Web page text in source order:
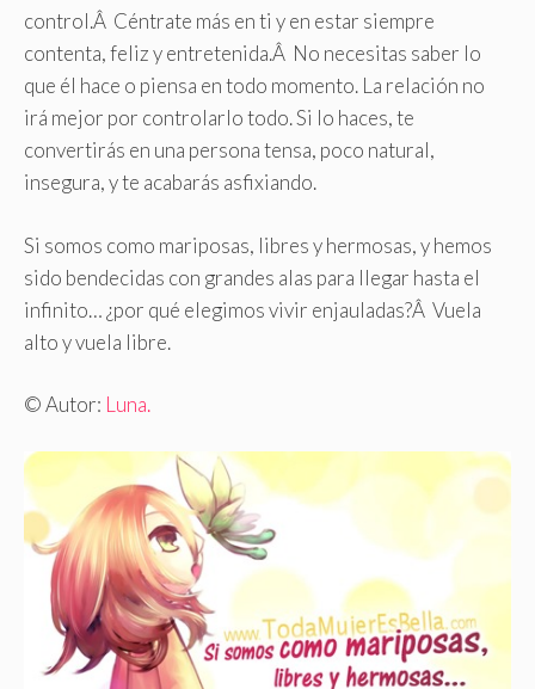
control.Â Céntrate más en ti y en estar siempre
contenta, feliz y entretenida.Â No necesitas saber lo
que él hace o piensa en todo momento. La relación no
irá mejor por controlarlo todo. Si lo haces, te
convertirás en una persona tensa, poco natural,
insegura, y te acabarás asfixiando.
Si somos como mariposas, libres y hermosas, y hemos
sido bendecidas con grandes alas para llegar hasta el
infinito… ¿por qué elegimos vivir enjauladas?Â Vuela
alto y vuela libre.
© Autor: Luna.